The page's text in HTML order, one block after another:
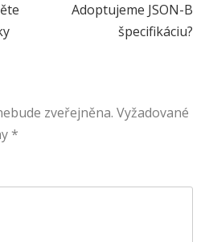
Adoptujeme JSON-B
špecifikáciu?
zveřejněna. Vyžadované
*